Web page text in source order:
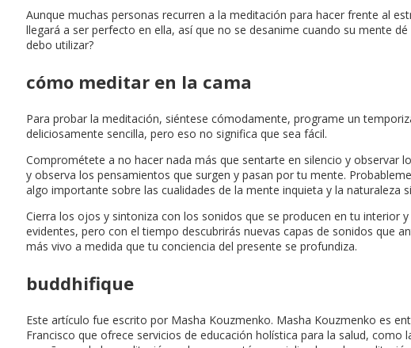
Aunque muchas personas recurren a la meditación para hacer frente al
llegará a ser perfecto en ella, así que no se desanime cuando su mente
debo utilizar?
cómo meditar en la cama
Para probar la meditación, siéntese cómodamente, programe un
deliciosamente sencilla, pero eso no significa que sea fácil.
Comprométete a no hacer nada más que sentarte en silencio y
y observa los pensamientos que surgen y pasan por tu mente.
algo importante sobre las cualidades de la mente inquieta y la naturaleza
Cierra los ojos y sintoniza con los sonidos que se producen en tu interior
evidentes, pero con el tiempo descubrirás nuevas capas de sonidos que
más vivo a medida que tu conciencia del presente se profundiza.
buddhifique
Este artículo fue escrito por Masha Kouzmenko. Masha Kouzmenko es
Francisco que ofrece servicios de educación holística para la salud,